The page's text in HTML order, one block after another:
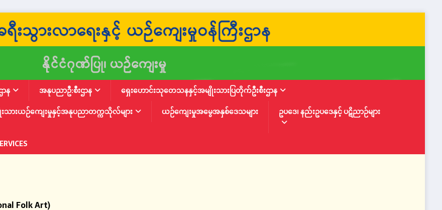
န အနုပညာဦ:စီးဌာန
ရှေးဟောင်းသုတေသနနှင့်အမျိုးသားပြတိုက်ဦးစီးဌာန
သားယဉ်ကျေးမှုနှင့်အနုပညာတက္ကသိုလ်များ ယဉ်ကျေးမှုအမွေအနှစ်ဒေသများ ဥပဒေ၊ နည်းဥပဒေနှင့် ပဋိညာဉ်များ
Folk Art)